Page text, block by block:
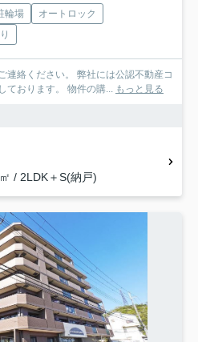
輪場
オートロック
弊社には公認不動産コ
ております。 物件の購... もっと見る
/ 2LDK＋S(納戸)